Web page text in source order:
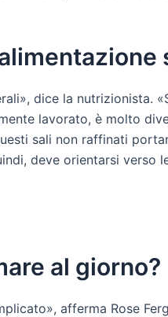
dice la nutrizionista.
lavorato, è molto
sali non raffinati
deve orientarsi verso
al giorno?
afferma Rose